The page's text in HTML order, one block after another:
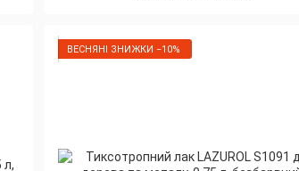
ВЕСНЯНІ ЗНИЖКИ −10%